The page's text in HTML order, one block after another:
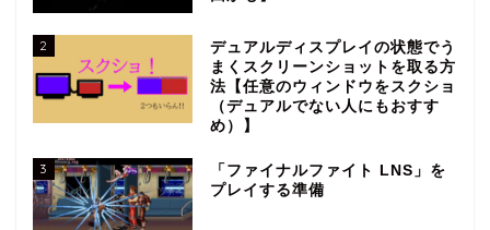
2
デュアルディスプレイの状態でう
まくスクリーンショットを取る方
法【任意のウィンドウをスクショ
（デュアルでない人にもおすす
め）】
3
「ファイナルファイト LNS」を
プレイする準備